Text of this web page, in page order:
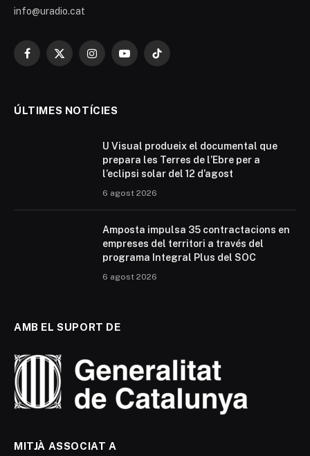
info@uradio.cat
Facebook
X
InstagramYouTubeTikTok
ÚLTIMES NOTÍCIES
U Visual produeix el documental que
prepara les Terres de l’Ebre per a
l’eclipsi solar del 12 d’agost
6 agost 2026
Amposta impulsa 35 contractacions en
empreses del territori a través del
programa Integral Plus del SOC
6 agost 2026
AMB EL SUPORT DE
MITJÀ ASSOCIAT A